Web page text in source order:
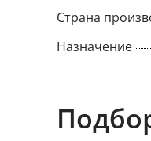
Страна
Назначение